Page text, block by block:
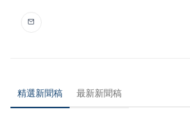
精選新聞稿 最新新聞稿